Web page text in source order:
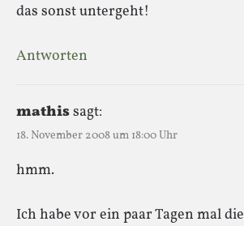
das sonst untergeht!
Antworten
mathissagt:
18. November 2008 um 18:00 Uhr
hmm.
Ich habe vor ein paar Tagen mal die